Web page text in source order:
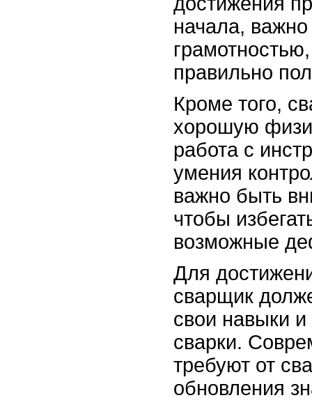
начала, важно
правильно
Кроме того,
хорошую
работа с
умения
важно быть
чтобы
возможные
Для
сварщик
свои навыки
сварки.
требуют от
обновления